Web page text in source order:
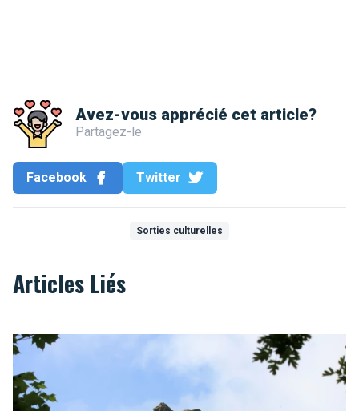
Avez-vous apprécié cet article?
Partagez-le
Facebook Twitter
Sorties culturelles
Articles Liés
Lion de Waterloo